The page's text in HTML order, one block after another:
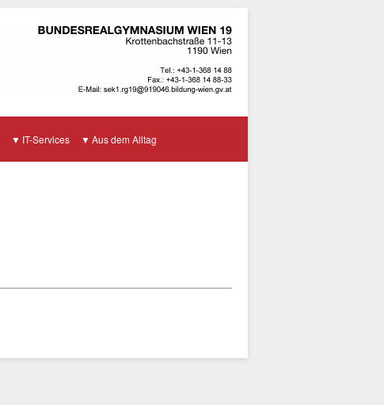
IT-Services Aus dem Alltag